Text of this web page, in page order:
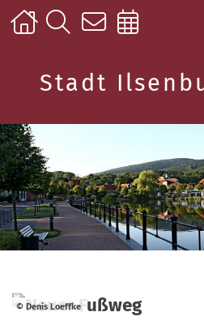
Stadt
© Denis Loeffke